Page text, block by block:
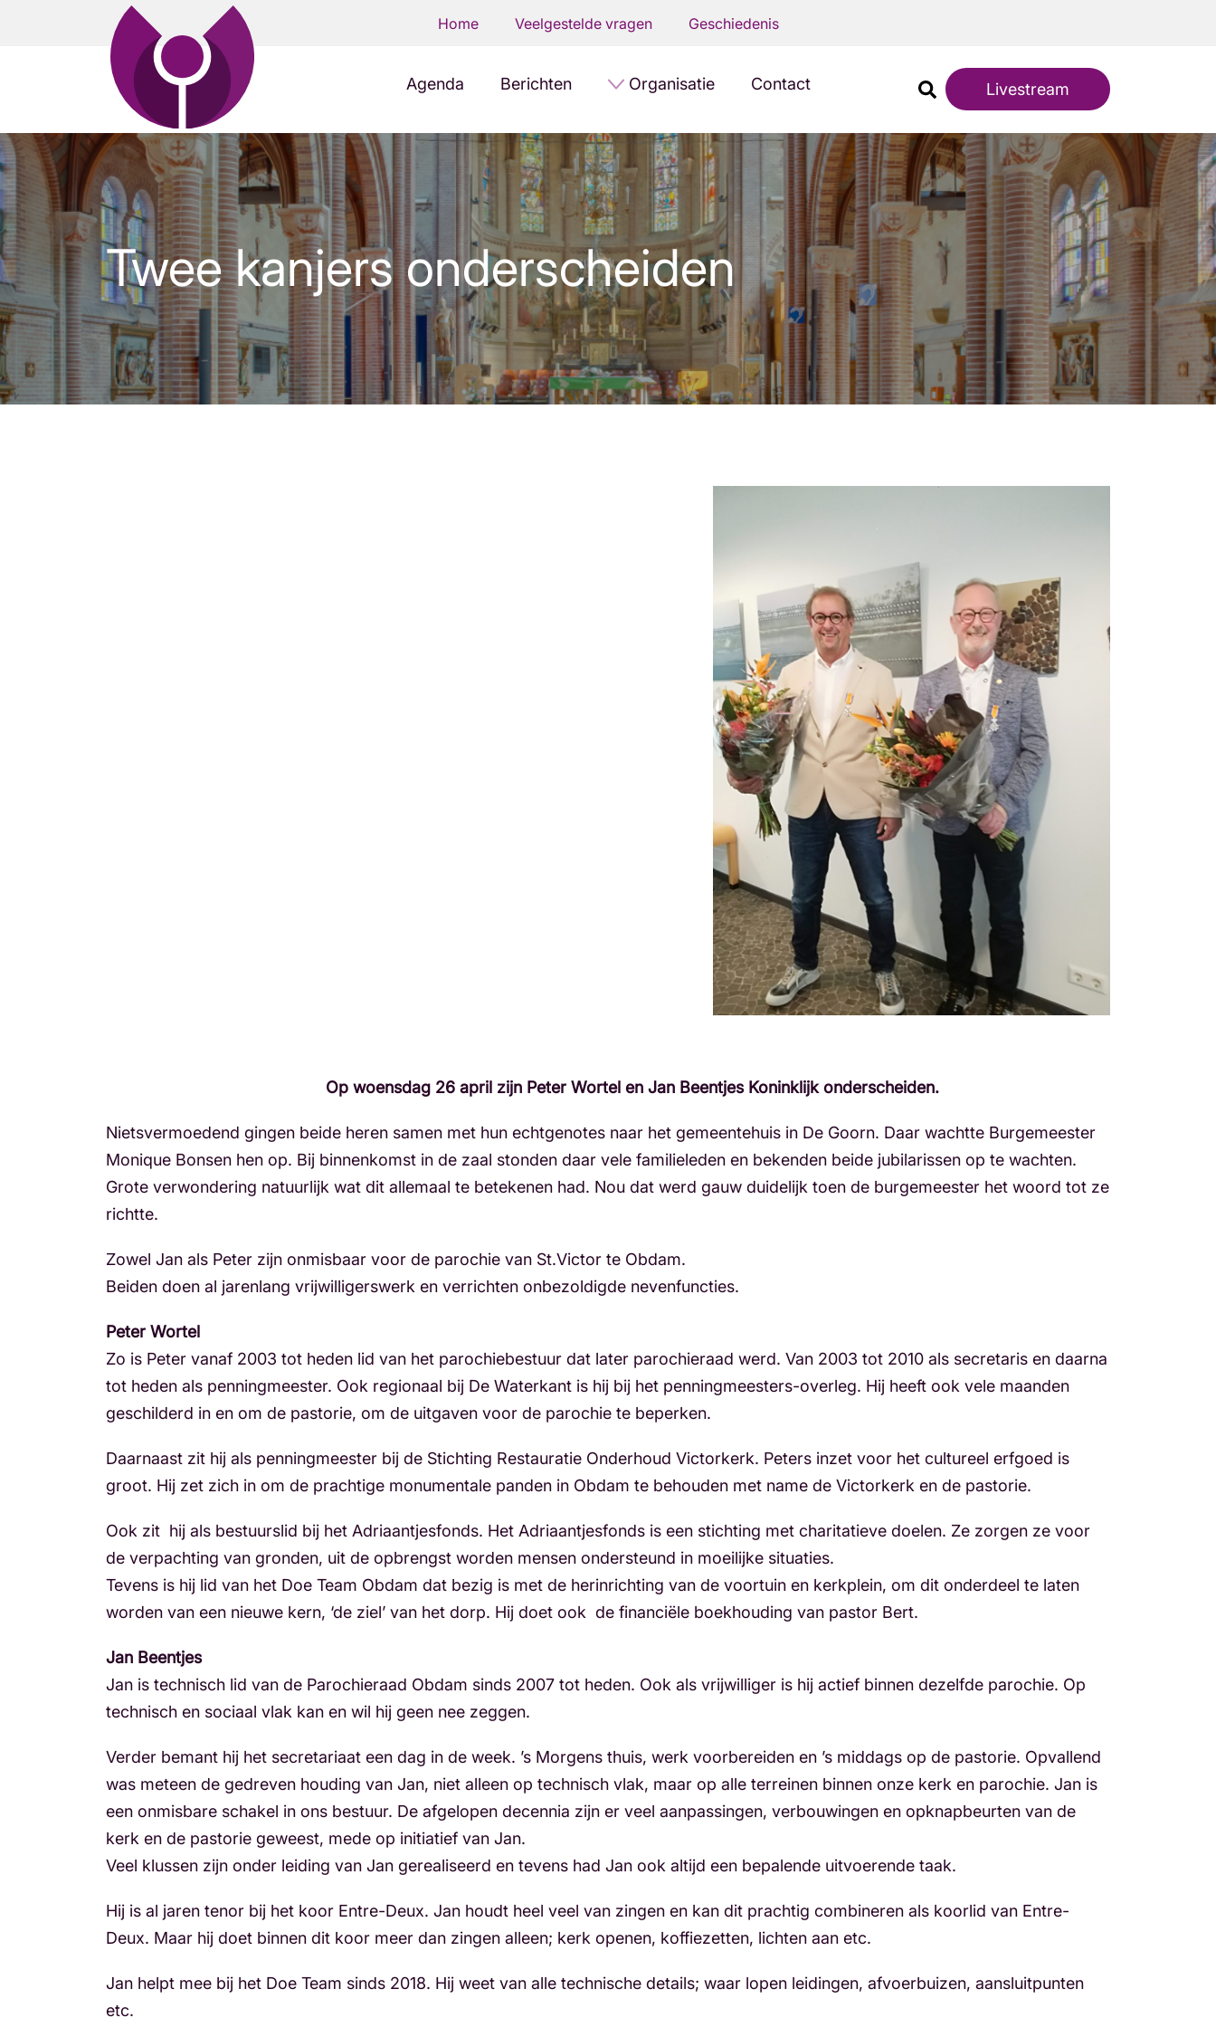
Home Veelgestelde vragen Geschiedenis
Livestream
Agenda Berichten Organisatie Contact
Twee kanjers onderscheiden
Op woensdag 26 april zijn Peter Wortel en Jan Beentjes Koninklijk onderscheiden.
Nietsvermoedend gingen beide heren samen met hun echtgenotes naar het gemeentehuis in De Goorn. Daar wachtte Burgemeester
Monique Bonsen hen op. Bij binnenkomst in de zaal stonden daar vele familieleden en bekenden beide jubilarissen op te wachten.
Grote verwondering natuurlijk wat dit allemaal te betekenen had. Nou dat werd gauw duidelijk toen de burgemeester het woord tot ze
richtte.
Zowel Jan als Peter zijn onmisbaar voor de parochie van St.Victor te Obdam.
Beiden doen al jarenlang vrijwilligerswerk en verrichten onbezoldigde nevenfuncties.
Peter Wortel
Zo is Peter vanaf 2003 tot heden lid van het parochiebestuur dat later parochieraad werd. Van 2003 tot 2010 als secretaris en daarna
tot heden als penningmeester. Ook regionaal bij De Waterkant is hij bij het penningmeesters-overleg. Hij heeft ook vele maanden
geschilderd in en om de pastorie, om de uitgaven voor de parochie te beperken.
Daarnaast zit hij als penningmeester bij de Stichting Restauratie Onderhoud Victorkerk. Peters inzet voor het cultureel erfgoed is
groot. Hij zet zich in om de prachtige monumentale panden in Obdam te behouden met name de Victorkerk en de pastorie.
Ook zit hij als bestuurslid bij het Adriaantjesfonds. Het Adriaantjesfonds is een stichting met charitatieve doelen. Ze zorgen ze voor
de verpachting van gronden, uit de opbrengst worden mensen ondersteund in moeilijke situaties.
Tevens is hij lid van het Doe Team Obdam dat bezig is met de herinrichting van de voortuin en kerkplein, om dit onderdeel te laten
worden van een nieuwe kern, ‘de ziel’ van het dorp. Hij doet ook de financiële boekhouding van pastor Bert.
Jan Beentjes
Jan is technisch lid van de Parochieraad Obdam sinds 2007 tot heden. Ook als vrijwilliger is hij actief binnen dezelfde parochie. Op
technisch en sociaal vlak kan en wil hij geen nee zeggen.
Verder bemant hij het secretariaat een dag in de week. ’s Morgens thuis, werk voorbereiden en ’s middags op de pastorie. Opvallend
was meteen de gedreven houding van Jan, niet alleen op technisch vlak, maar op alle terreinen binnen onze kerk en parochie. Jan is
een onmisbare schakel in ons bestuur. De afgelopen decennia zijn er veel aanpassingen, verbouwingen en opknapbeurten van de
kerk en de pastorie geweest, mede op initiatief van Jan.
Veel klussen zijn onder leiding van Jan gerealiseerd en tevens had Jan ook altijd een bepalende uitvoerende taak.
Hij is al jaren tenor bij het koor Entre-Deux. Jan houdt heel veel van zingen en kan dit prachtig combineren als koorlid van Entre-
Deux. Maar hij doet binnen dit koor meer dan zingen alleen; kerk openen, koffiezetten, lichten aan etc.
Jan helpt mee bij het Doe Team sinds 2018. Hij weet van alle technische details; waar lopen leidingen, afvoerbuizen, aansluitpunten
etc.